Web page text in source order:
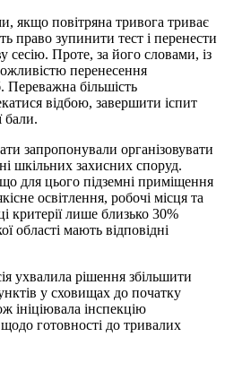
якщо повітряна тривога триває
право зупинити тест і перенести
сесію. Проте, за його словами, із
перенесення
Переважна більшість
відбою, завершити іспит
бали.
запропонували організовувати
шкільних захисних споруд.
для цього підземні приміщення
освітлення, робочі місця та
критерії лише близько 30%
області мають відповідні
ухвалила рішення збільшити
у сховищах до початку
ініціювала інспекцію
готовності до тривалих